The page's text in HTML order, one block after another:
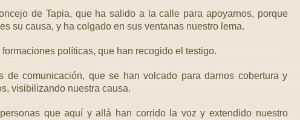
de Tapia, que ha salido a la calle para apoyarnos, porque
su causa, y ha colgado en sus ventanas nuestro lema.
políticas, que han recogido el testigo.
de comunicación, que se han volcado para darnos cobertura y
visibilizando nuestra causa.
que aquí y allá han corrido la voz y extendido nuestro